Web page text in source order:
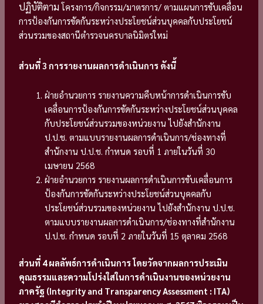
ปฏิบัติตามโครงการ/กิจกรรม/มาตรการ/ตามแผนการขับเคลื่อน
การป้องกันการขัดกันระหว่างประโยชน์ส่วนบุคคลกับประโยชน์
ส่วนรวมของสถานีตำรวจนครบาลนิมิตรใหม่
ส่วนที่ 3 การรายงานผลการดำเนินการ ดังนี้
ฝ่ายอำนวยการ รายงานความคืบหน้าการดำเนินการขับ
เคลื่อนการป้องกันการขัดกันระหว่างประโยชน์ส่วนบุคคล
กับประโยชน์ส่วนรวมของหน่วยงาน ไปยังสำนักงาน
ป.ป.ช. ตามแบบรายงานผลการดำเนินการ/ช่องทางที่
สำนักงาน ป.ป.ช. กำหนด รอบที่ 1 ภายในวันที่ 30
เมษายน 2568
ฝ่ายอำนวยการ รายงานผลการดำเนินการขับเคลื่อนการ
ป้องกันการขัดกันระหว่างประโยชน์ส่วนบุคคลกับ
ประโยชน์ส่วนรวมของหน่วยงาน ไปยังสำนักงาน ป.ป.ช.
ตามแบบรายงานผลการดำเนินการ/ช่องทางที่สำนักงาน
ป.ป.ช. กำหนด รอบที่ 2 ภายในวันที่ 15 ตุลาคม 2568
ส่วนที่ 4 ผลลัพธ์การดำเนินการ โดยวัดจากผลการประเมิน
คุณธรรมและความโปร่งใสในการดำเนินงานของหน่วยงาน
ภาครัฐ (Integrity and Transparency Assessment : ITA)